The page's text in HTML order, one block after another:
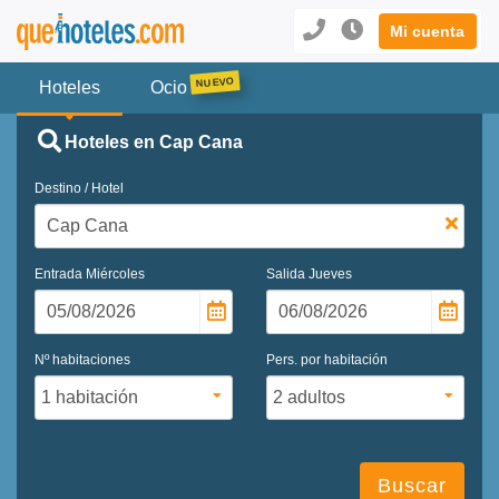
Mi cuenta
Hoteles Ocio
Hoteles en Cap Cana
Destino / Hotel
Entrada Miércoles Salida Jueves
Nº habitaciones Pers. por habitación
Buscar